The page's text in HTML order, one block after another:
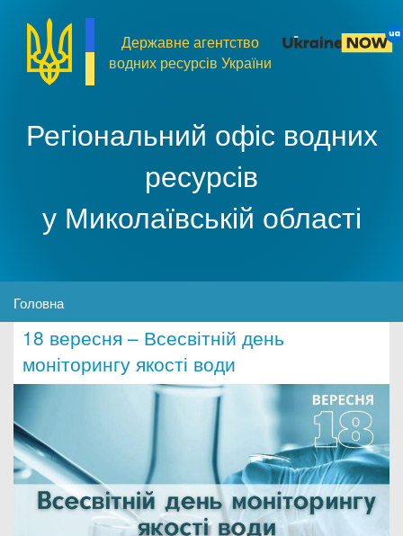
Регіональний офіс водних
ресурсів
у Миколаївській області
Державне агентство
водних ресурсів України
MENU
Головна
Про організацію
Доступ до публічної інформації
Дозвіл на спеціальне водокористування
Платні послуги
18 вересня – Всесвітній день
моніторингу якості води